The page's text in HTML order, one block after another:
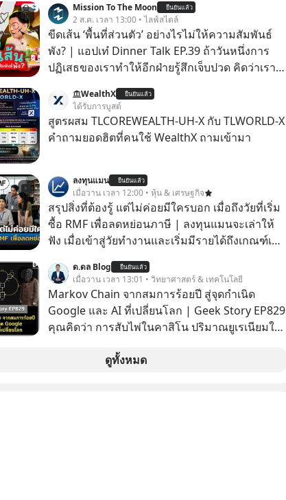
Mission To The Moon ยืนยันแล้ว
2 ส.ค. เวลา 13:00 • ไลฟ์สไตล์
ขีดเส้น ‘พื้นที่ส่วนตัว’ อย่างไรไม่ให้ความสัมพันธ์
พัง? | แอปเท๋ Dinner Talk EP.39 ถ้าวันหนึ่งการ
ปฏิเสธของเราทำให้อีกฝ่ายรู้สึกเจ็บปวด คิดว่าเรา
ไม่เคยปฏิเสธใครอย่างนี้มาก่อน แต่พอตั้งใจจะ
‘สร้างขอบเขต’ เพื่อตัวเองดูสักครั้ง กลับทำให้เกิด
รอยร้าวในความสัมพันธ์เสียอย่างนั้น โดยรายการ
สวัสดิ์ จะพาทุกคนไปสำรวจวิธีสร้างขอบเขตเพื่อ
รักษาใจของตัวเองและรักษาความสัมพันธ์ของคน
รอบข้างไปพร้อมกัน #boundary
#selfdevelopment #แอปเท๋dinnertalk
#missiontothemoonpodcast
WealthX ยืนยันแล้ว
ได้รับการบูสต์
สูตรผสม TLCOREWEALTH-UH-X กับ TLWORLD-X
คำถามยอดฮิตที่คนใช้ WealthX ถามเข้ามา
ลงทุนแมน ยืนยันแล้ว
เมื่อวาน เวลา 12:00 • หุ้น & เศรษฐกิจ
สรุปสิ่งที่ต้องรู้ แต่ไม่ค่อยมีใครบอก เมื่อถึงวัยที่เริ่ม
ซื้อ RMF เพื่อลดหย่อนภาษี | ลงทุนแมนจะเล่าให้
ฟัง เมื่อเข้าสู่วัยทำงานและเริ่มมีรายได้ถึงเกณฑ์เสีย
เพราะนอกจากจะช่วยลดหย่อนภาษีได้แล้ว ยังเป็น
โอกาสในการสร้างความมั่งคั่งระยะยาว แต่น้อยคน
นักที่จะลงลึกว่า ถ้าลงทุนใน RMF ควรรู้ อะไรบ้าง
ควรดู ตรงไหน ทำอย่างไร ถึงจะดีกับเรา แล้วเรา
ควรรู้ข้อมูลอะไรเกี่ยวกับ RMF บ้าง เพื่อให้นำไปใช้
ต่อได้จริง ๆ ลงทุนแมนจะเล่าให้ฟัง
ด.ดล Blog ยืนยันแล้ว
เมื่อวาน เวลา 13:01 • วิทยาศาสตร์ & เทคโนโลยี
Markov Chain จากสมการร้อยปี สู่จุดกำเนิด
Google และ AI ที่เปลี่ยนโลก | Geek Story EP829
คุณคิดว่า การสับไพ่ในคาสิโน ปริมาณยูเรเนียมใน
ล้มแชมป์เก่าอย่าง Yahoo และความฉลาดของ AI
ดูทั้งหมด